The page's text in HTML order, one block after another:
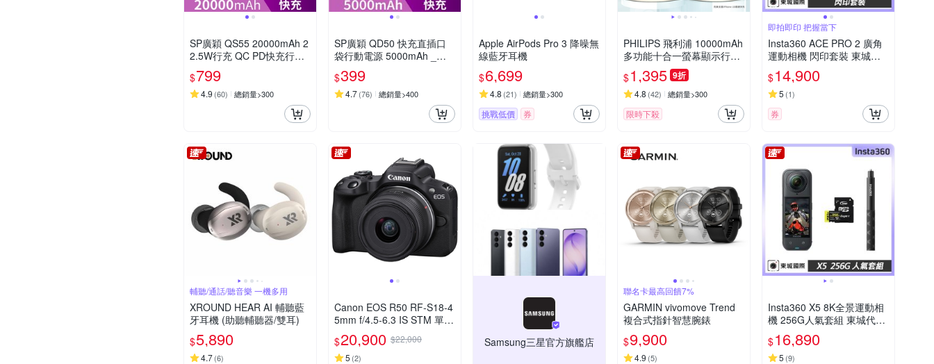
SP廣穎 QS55 20000mAh 2
2.5W行充 QC PD快充行動
電源
$799
4.9 (60) 總銷量>300
SP廣穎 QD50 快充直插口
袋行動電源 5000mAh _具W
h標示
$399
4.7(76) 總銷量>400
Apple AirPods Pro 3 降噪無
線藍牙耳機
$6,699
4.8 (21) 總銷量>300
挑戰低價 券
PHILIPS 飛利浦 10000mAh
多功能十合一螢幕顯示行動
電源 DLP4347C
$1,395 9折
4.8 (42) 總銷量>300
限時下殺
即拍即印 把握當下
Insta360 ACE PRO 2 廣角
運動相機 閃印套裝 東城代
理公司貨
$14,900
5 (1)
券
輔聽/通話/聽音樂 一機多用
XROUND HEAR AI 輔聽藍
牙耳機 (助聽輔聽器/雙耳)
$5,890
4.7(6)
Canon EOS R50 RF-S18-4
5mm f/4.5-6.3 IS STM 單鏡
組 公司貨
$20,900 $22,000
5 (2)
Samsung三星官方旗艦店
聯名卡最高回饋7%
GARMIN vivomove Trend
複合式指針智慧腕錶
$9,900
4.9 (5)
Insta360 X5 8K全景運動相
機 256G人氣套組 東城代理
公司貨
$16,890
5 (9)